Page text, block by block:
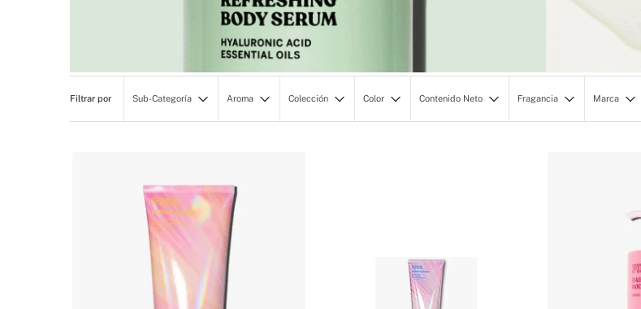
Sub-Categoría
Exfoliantes
Aceites Corporales
Aroma Colección Color Contenido Neto Fragancia Marca